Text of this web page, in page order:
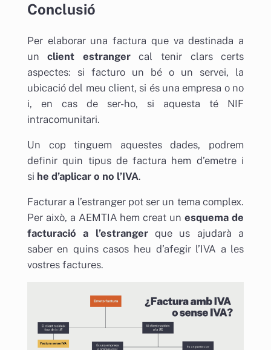
Conclusió
Per elaborar una factura que va destinada a
unclient estrangercal tenir clars certs
aspectes: si facturo un bé o un servei, la
ubicació del meu client, si és una empresa o no
i, en cas de ser-ho, si aquesta té NIF
intracomunitari.
Un cop tinguem aquestes dades, podrem
definir quin tipus de factura hem d’emetre i
si he d’aplicar o no l’IVA.
Facturar a l’estranger pot ser un tema complex.
Per això, a AEMTIA hem creat unesquema de
facturació a l’estrangerque us ajudarà a
saber en quins casos heu d’afegir l’IVA a les
vostres factures.